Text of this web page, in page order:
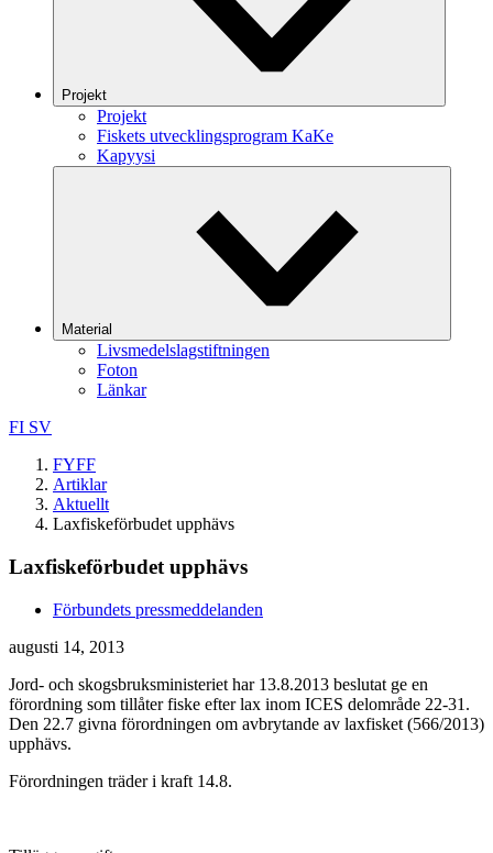
Projekt
Projekt
Fiskets utvecklingsprogram KaKe
Kapyysi
Material
Livsmedelslagstiftningen
Foton
Länkar
FI SV
FYFF
Artiklar
Aktuellt
Laxfiskeförbudet upphävs
Laxfiskeförbudet upphävs
Förbundets pressmeddelanden
augusti 14, 2013
Jord- och skogsbruksministeriet har 13.8.2013 beslutat ge en
förordning som tillåter fiske efter lax inom ICES delområde 22-31.
Den 22.7 givna förordningen om avbrytande av laxfisket (566/2013)
upphävs.
Förordningen träder i kraft 14.8.